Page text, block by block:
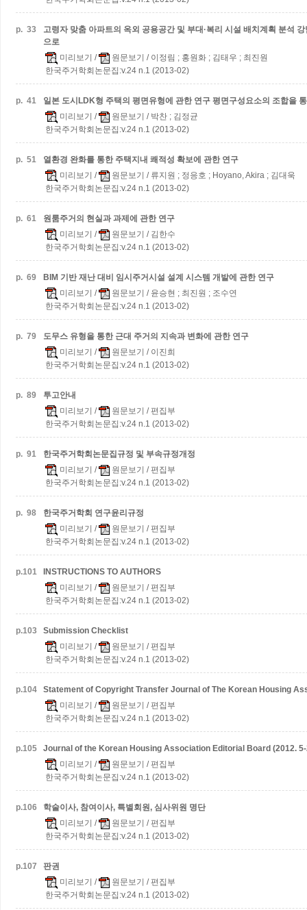
p. 33 고령자 맞춤 아파트의 옥외 공용공간 및 부대·복리 시설 배치계획 분석 강
으로
미리보기 / 원문보기 / 이정림 ; 홍원화 ; 김태우 ; 최진원
한국주거학회논문집:v.24 n.1 (2013-02)
p. 41 일본 도시LDK형 주택의 평면유형에 관한 연구 평면구성요소의 조합을
미리보기 / 원문보기 / 박찬 ; 김정균
한국주거학회논문집:v.24 n.1 (2013-02)
p. 51
열환경 완화를 통한 주택지내 쾌적성 확보에 관한 연구
미리보기 / 원문보기 / 류지원 ; 정응호 ; Hoyano, Akira ; 김대욱
한국주거학회논문집:v.24 n.1 (2013-02)
p. 61
원룸주거의 현실과 과제에 관한 연구
미리보기 / 원문보기 / 김한수
한국주거학회논문집:v.24 n.1 (2013-02)
p. 69
BIM 기반 재난 대비 임시주거시설 설계 시스템 개발에 관한 연구
미리보기 / 원문보기 / 윤승현 ; 최진원 ; 조수연
한국주거학회논문집:v.24 n.1 (2013-02)
p. 79
도무스 유형을 통한 근대 주거의 지속과 변화에 관한 연구
미리보기 / 원문보기 / 이진희
한국주거학회논문집:v.24 n.1 (2013-02)
p. 89
투고안내
미리보기 / 원문보기 / 편집부
한국주거학회논문집:v.24 n.1 (2013-02)
p. 91
한국주거학회논문집규정 및 부속규정개정
미리보기 / 원문보기 / 편집부
한국주거학회논문집:v.24 n.1 (2013-02)
p. 98
한국주거학회 연구윤리규정
미리보기 / 원문보기 / 편집부
한국주거학회논문집:v.24 n.1 (2013-02)
p.101
INSTRUCTIONS TO AUTHORS
미리보기 / 원문보기 / 편집부
한국주거학회논문집:v.24 n.1 (2013-02)
p.103
Submission Checklist
미리보기 / 원문보기 / 편집부
한국주거학회논문집:v.24 n.1 (2013-02)
p.104
Statement of Copyright Transfer Journal of The Korean Housing
미리보기 / 원문보기 / 편집부
한국주거학회논문집:v.24 n.1 (2013-02)
p.105
Journal of the Korean Housing Association Editorial Board (2012.
미리보기 / 원문보기 / 편집부
한국주거학회논문집:v.24 n.1 (2013-02)
p.106
학술이사, 참여이사, 특별회원, 심사위원 명단
미리보기 / 원문보기 / 편집부
한국주거학회논문집:v.24 n.1 (2013-02)
p.107
판권
미리보기 / 원문보기 / 편집부
한국주거학회논문집:v.24 n.1 (2013-02)